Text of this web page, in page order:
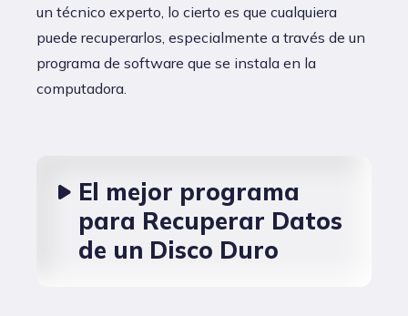
un técnico experto, lo cierto es que cualquiera
puede recuperarlos, especialmente a través de un
programa de software que se instala en la
computadora.
El mejor programa
para Recuperar Datos
de un Disco Duro